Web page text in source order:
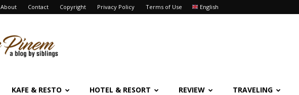
About Contact Copyright Privacy Policy Terms of Use English
Lady
Pinem
KAFE & RESTO HOTEL & RESORT REVIEW TRAVELING